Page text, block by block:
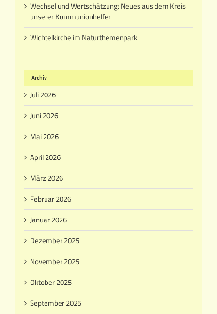
Wechsel und Wertschätzung: Neues aus dem Kreis
unserer Kommunionhelfer
Wichtelkirche im Naturthemenpark
Archiv
Juli 2026
Juni 2026
Mai 2026
April 2026
März 2026
Februar 2026
Januar 2026
Dezember 2025
November 2025
Oktober 2025
September 2025